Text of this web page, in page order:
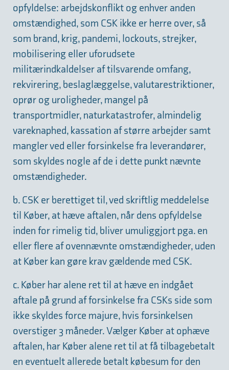
opfyldelse: arbejdskonflikt og enhver anden
omstændighed, som CSK ikke er herre over, så
som brand, krig, pandemi, lockouts, strejker,
mobilisering eller uforudsete
militærindkaldelser af tilsvarende omfang,
rekvirering, beslaglæggelse, valutarestriktioner,
oprør og uroligheder, mangel på
transportmidler, naturkatastrofer, almindelig
vareknaphed, kassation af større arbejder samt
mangler ved eller forsinkelse fra leverandører,
som skyldes nogle af de i dette punkt nævnte
omstændigheder.
b. CSK er berettiget til, ved skriftlig meddelelse
til Køber, at hæve aftalen, når dens opfyldelse
inden for rimelig tid, bliver umuliggjort pga. en
eller flere af ovennævnte omstændigheder, uden
at Køber kan gøre krav gældende med CSK.
c. Køber har alene ret til at hæve en indgået
aftale på grund af forsinkelse fra CSKs side som
ikke skyldes force majure, hvis forsinkelsen
overstiger 3 måneder. Vælger Køber at ophæve
aftalen, har Køber alene ret til at få tilbagebetalt
en eventuelt allerede betalt købesum for den